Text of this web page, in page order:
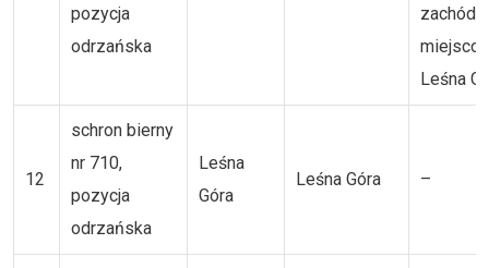
pozycja
odrzańska
zachód
Leśna
12
schron bierny
nr 710,
pozycja
odrzańska
Leśna
Góra
Leśna Góra –